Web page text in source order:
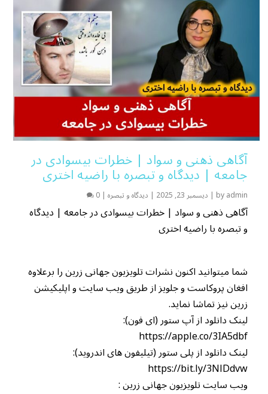
آگاهی ذهنی و سواد | خطرات بیسوادی در
جامعه | دیدگاه و تبصره با راضیه اختری
byadmin
| دیسمبر 23, 2025 | دیدگاه و تبصره |
0
آگاهی ذهنی و سواد | خطرات بیسوادی در جامعه | دیدگاه
و تبصره با راضیه اختری
شما میتوانید اکنون نشرات تلویزیون جهانی زرین را برعلاوه
افغان پروکاست و جلویز از طریق ویب سایت و اپلیکیشن
زرین نیز تماشا نماید.
لینک دانلود از آپ ستور (ای فون):
https://apple.co/3IA5dbf
لینک دانلود از پلی ستور (تیلیفون های اندروید):
https://bit.ly/3NlDdvw
ویب سایت تلویزیون جهانی زرین :